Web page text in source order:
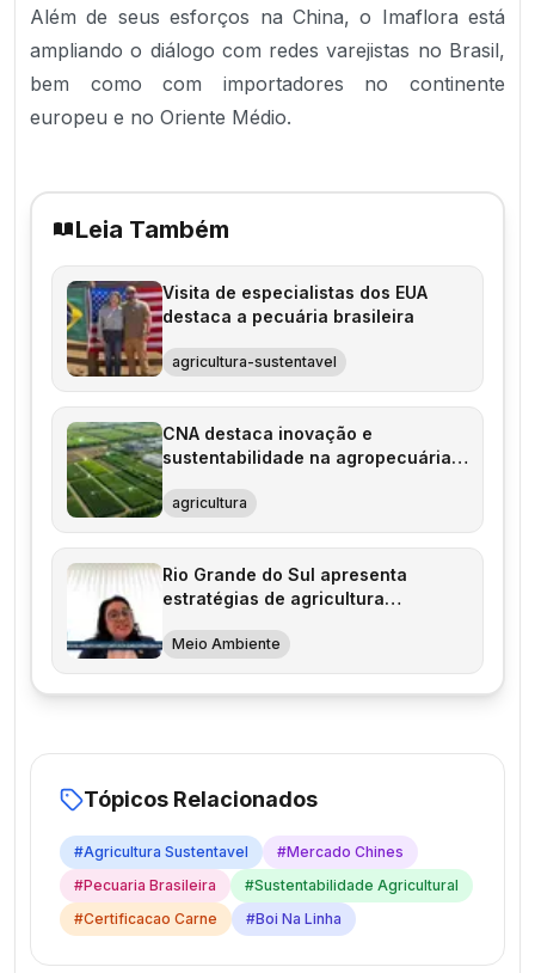
Além de seus esforços na China, o Imaflora está
ampliando o diálogo com redes varejistas no Brasil,
bem como com importadores no continente
europeu e no Oriente Médio.
Leia Também
Visita de especialistas dos EUA
destaca a pecuária brasileira
agricultura-sustentavel
CNA destaca inovação e
sustentabilidade na agropecuária
agricultura
Rio Grande do Sul apresenta
estratégias de agricultura
Meio Ambiente
Tópicos Relacionados
#Agricultura Sustentavel #Mercado Chines
#Pecuaria Brasileira #Sustentabilidade Agricultural
#Certificacao Carne #Boi Na Linha